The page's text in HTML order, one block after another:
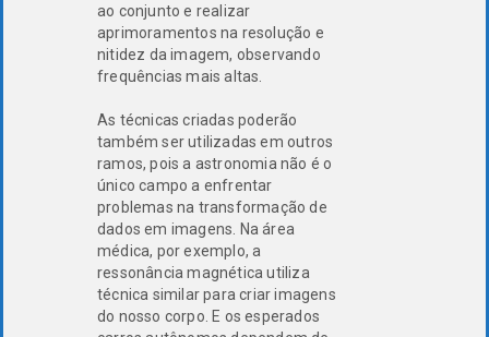
ao conjunto e realizar
aprimoramentos na resolução e
nitidez da imagem, observando
frequências mais altas.
As técnicas criadas poderão
também ser utilizadas em outros
ramos, pois a astronomia não é o
único campo a enfrentar
problemas na transformação de
dados em imagens. Na área
médica, por exemplo, a
ressonância magnética utiliza
técnica similar para criar imagens
do nosso corpo. E os esperados